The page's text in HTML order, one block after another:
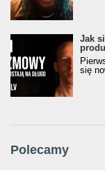
Jak
się
Polecamy